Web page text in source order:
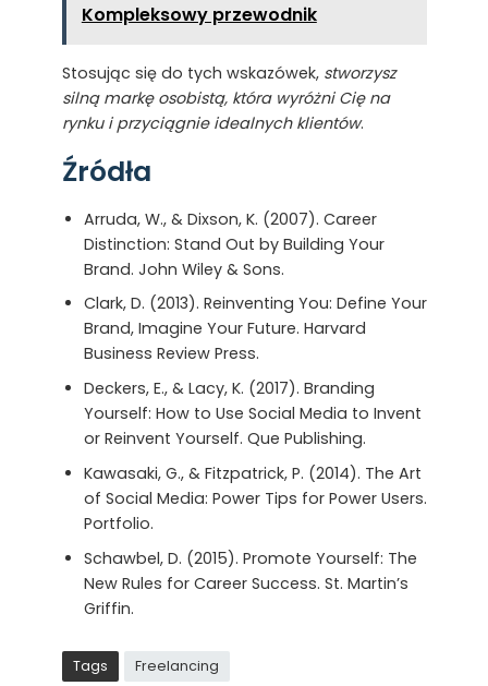
Kompleksowy przewodnik
Stosując się do tych wskazówek, stworzysz
silną markę osobistą, która wyróżni Cię na
rynku i przyciągnie idealnych klientów.
Źródła
Arruda, W., & Dixson, K. (2007). Career
Distinction: Stand Out by Building Your
Brand. John Wiley & Sons.
Clark, D. (2013). Reinventing You: Define Your
Brand, Imagine Your Future. Harvard
Business Review Press.
Deckers, E., & Lacy, K. (2017). Branding
Yourself: How to Use Social Media to Invent
or Reinvent Yourself. Que Publishing.
Kawasaki, G., & Fitzpatrick, P. (2014). The Art
of Social Media: Power Tips for Power Users.
Portfolio.
Schawbel, D. (2015). Promote Yourself: The
New Rules for Career Success. St. Martin’s
Griffin.
Tags Freelancing